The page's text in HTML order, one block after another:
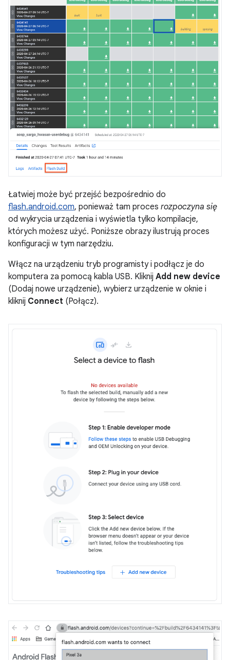
Łatwiej może być przejść bezpośrednio do
flash.android.com, ponieważ tam proces rozpoczyna się
od wykrycia urządzenia i wyświetla tylko kompilacje,
których możesz użyć. Poniższe obrazy ilustrują proces
konfiguracji w tym narzędziu.
Włącz na urządzeniu tryb programisty i podłącz je do
komputera za pomocą kabla USB. Kliknij Add new device
(Dodaj nowe urządzenie), wybierz urządzenie w oknie i
kliknij Connect (Połącz).